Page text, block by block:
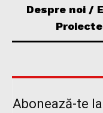
Despre noi /
Abonează-te